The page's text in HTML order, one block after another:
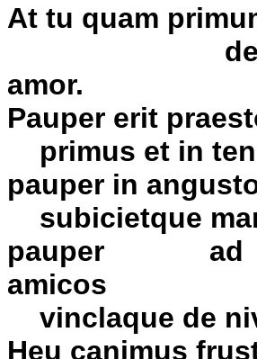
At tu quam
desere:
Pauper erit
primus et in
pauper in
subicietque
pauper
vinclaque de
Heu canimus